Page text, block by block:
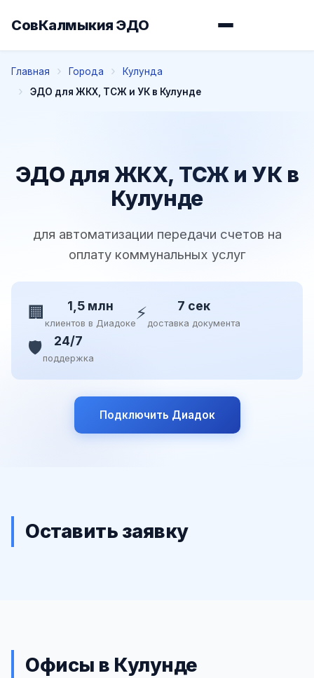
СовКалмыкия ЭДО
Главная Города
Кулунда
ЭДО для ЖКХ, ТСЖ и УК в Кулунде
ЭДО для ЖКХ, ТСЖ и УК в
Кулунде
для автоматизации передачи счетов на
оплату коммунальных услуг
🏢 1,5 млн
клиентов в Диадоке⚡ 7 сек
доставка документа
🛡️ 24/7
поддержка
Подключить Диадок
Оставить заявку
Офисы в Кулунде